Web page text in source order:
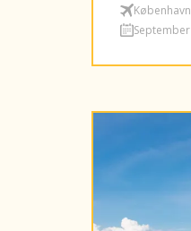
København
September